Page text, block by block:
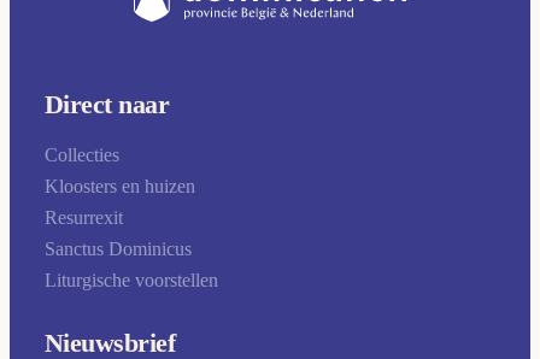
Direct naar
Collecties
Kloosters en huizen
Resurrexit
Sanctus Dominicus
Liturgische voorstellen
Nieuwsbrief